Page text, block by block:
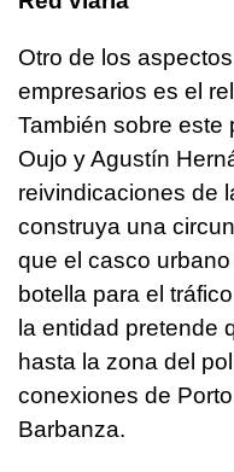
Otro de los
empresarios es el
También sobre este
Oujo y Agustín
reivindicaciones de
construya una
que el casco
botella para el
la entidad pretende
hasta la zona del
conexiones de
Barbanza.